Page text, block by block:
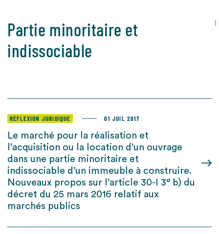
Partie minoritaire et
indissociable
1
RÉFLEXION JURIDIQUE 01 JUIL 2017
Le marché pour la réalisation et
l’acquisition ou la location d’un ouvrage
dans une partie minoritaire et
indissociable d’un immeuble à construire.
Nouveaux propos sur l’article 30-I 3° b) du
décret du 25 mars 2016 relatif aux
marchés publics